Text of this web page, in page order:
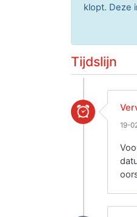
klopt. Deze
Tijdslijn
19-